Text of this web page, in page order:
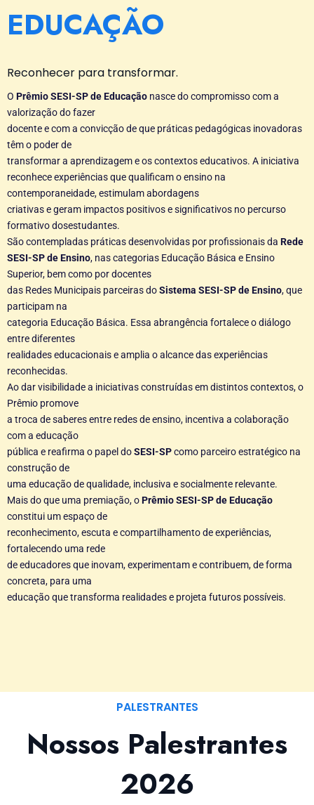
EDUCAÇÃO
Reconhecer para transformar.
O Prêmio SESI-SP de Educação nasce do compromisso com a
valorização do fazer
docente e com a convicção de que práticas pedagógicas inovadoras
têm o poder de
transformar a aprendizagem e os contextos educativos. A iniciativa
reconhece experiências que qualificam o ensino na
contemporaneidade, estimulam abordagens
criativas e geram impactos positivos e significativos no percurso
formativo dosestudantes.
São contempladas práticas desenvolvidas por profissionais da Rede
SESI-SP deEnsino, nas categorias Educação Básica e Ensino
Superior, bem como por docentes
das Redes Municipais parceiras doSistema SESI-SP de Ensino, que
participam na
categoria Educação Básica. Essa abrangência fortalece o diálogo
entre diferentes
realidades educacionais e amplia o alcance das experiências
reconhecidas.
Ao dar visibilidade a iniciativas construídas em distintos contextos, o
Prêmio promove
a troca de saberes entre redes de ensino, incentiva a colaboração
com a educação
pública e reafirma o papel doSESI-SPcomo parceiro estratégico na
construção de
uma educação de qualidade, inclusiva e socialmente relevante.
Mais do que uma premiação, oPrêmio SESI-SP de Educação
constitui um espaço de
reconhecimento, escuta e compartilhamento de experiências,
fortalecendo uma rede
de educadores que inovam, experimentam e contribuem, de forma
concreta, para uma
educação que transforma realidades e projeta futuros possíveis.
PALESTRANTES
Nossos Palestrantes
2026